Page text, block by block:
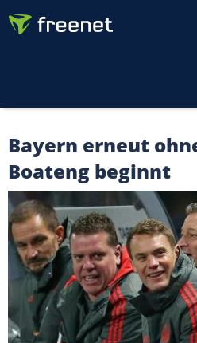
Bayern erneut
Boateng beginnt